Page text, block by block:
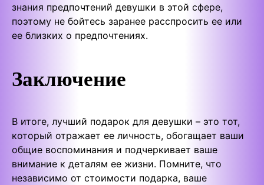
знания предпочтений девушки в этой сфере,
поэтому не бойтесь заранее расспросить ее или
ее близких о предпочтениях.
Заключение
В итоге, лучший подарок для девушки – это тот,
который отражает ее личность, обогащает ваши
общие воспоминания и подчеркивает ваше
внимание к деталям ее жизни. Помните, что
независимо от стоимости подарка, ваше